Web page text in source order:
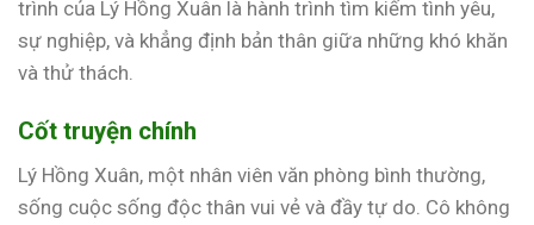
trình của Lý Hồng Xuân là hành trình tìm kiếm tình yêu,
sự nghiệp, và khẳng định bản thân giữa những khó khăn
và thử thách.
Cốt truyện chính
Lý Hồng Xuân, một nhân viên văn phòng bình thường,
sống cuộc sống độc thân vui vẻ và đầy tự do. Cô không